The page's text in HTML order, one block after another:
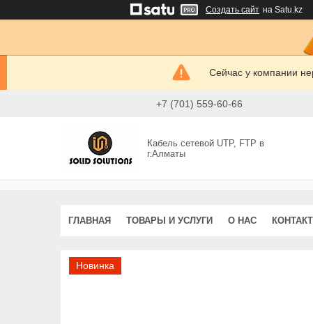
Создать сайт на Satu.kz
Сейчас у компании
+7 (701) 559-60-66
Кабель сетевой UTP, FTP в
г.Алматы
ГЛАВНАЯ ТОВАРЫ И УСЛУГИ О НАС
Новинка